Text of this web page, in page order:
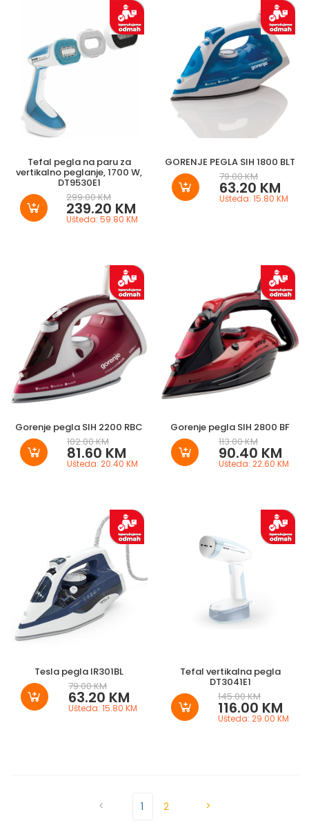
Tefal pegla na paru za
vertikalno peglanje, 1700 W,
DT9530E1
299.00 KM
239.20 KM
Ušteda: 59.80 KM
GORENJE PEGLA SIH 1800 BLT
79.00 KM
63.20 KM
Ušteda: 15.80 KM
Gorenje pegla SIH 2200 RBC
102.00 KM
81.60 KM
Ušteda: 20.40 KM
Gorenje pegla SIH 2800 BF
113.00 KM
90.40 KM
Ušteda: 22.60 KM
Tesla pegla IR301BL
79.00 KM
63.20 KM
Ušteda: 15.80 KM
Tefal vertikalna pegla
DT3041E1
145.00 KM
116.00 KM
Ušteda: 29.00 KM
< 1 2 >